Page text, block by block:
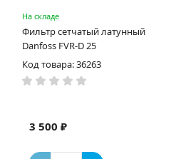
На складе
Фильтр сетчатый латунный
Danfoss FVR-D 25
Код товара: 36263
3 500 ₽